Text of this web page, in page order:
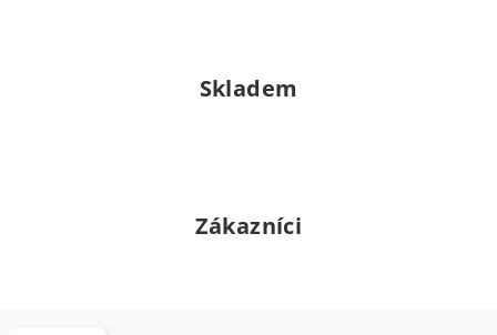
Skladem
Zákazníci